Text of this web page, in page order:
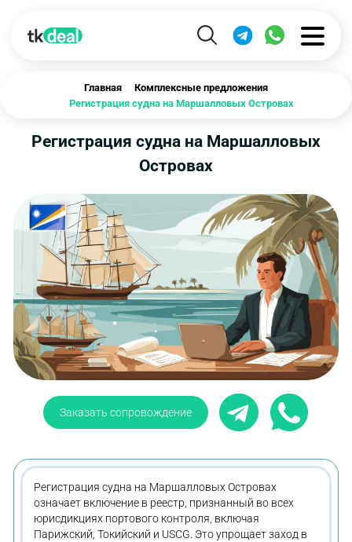
Главная
Комплексные предложения
Регистрация судна на Маршалловых Островах
Регистрация судна на Маршалловых
Островах
Заказать сопровождение
Регистрация судна на Маршалловых Островах
означает включение в реестр, признанный во всех
юрисдикциях портового контроля, включая
Парижский, Токийский и USCG. Это упрощает заход в